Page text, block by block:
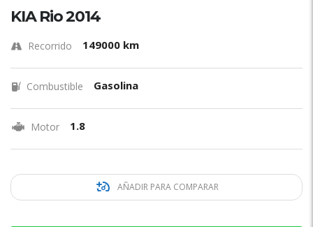
KIA Rio 2014
Recorrido 149000 km
Combustible Gasolina
Motor 1.8
AÑADIR PARA COMPARAR